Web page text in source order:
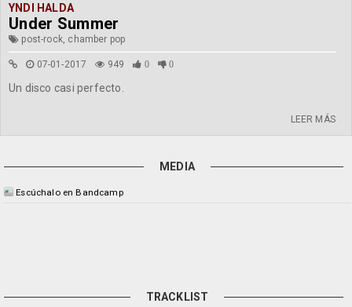
YNDI HALDA
Under Summer
post-rock, chamber pop
07-01-2017 949 0 0
Un disco casi perfecto.
LEER MÁS
MEDIA
Escúchalo en Bandcamp
TRACKLIST